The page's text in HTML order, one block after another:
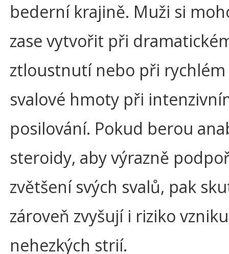
bederní krajině. Muži si
zase vytvořit při
ztloustnutí nebo při
svalové hmoty při
posilování. Pokud berou
steroidy, aby výrazně
zvětšení svých svalů, pak
zároveň zvyšují i riziko vzniku
nehezkých strií.